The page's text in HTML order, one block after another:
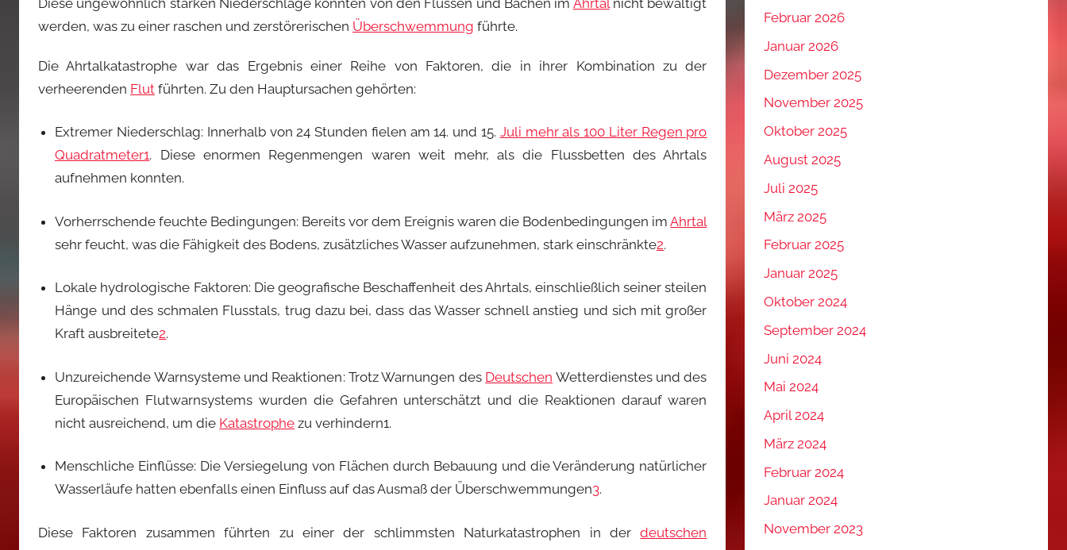
werden, was zu einer raschen und zerstörerischen Überschwemmung führte.
Die Ahrtalkatastrophe war das Ergebnis einer Reihe von Faktoren, die in ihrer Kombination zu der
verheerenden Flut führten. Zu den Hauptursachen gehörten:
Extremer Niederschlag: Innerhalb von 24 Stunden fielen am 14. und 15. Juli mehr als 100 Liter Regen pro
Quadratmeter1. Diese enormen Regenmengen waren weit mehr, als die Flussbetten des Ahrtals
aufnehmen konnten.
Vorherrschende feuchte Bedingungen: Bereits vor dem Ereignis waren die Bodenbedingungen imAhrtal
sehr feucht, was die Fähigkeit des Bodens, zusätzliches Wasser aufzunehmen, stark einschränkte2.
Lokale hydrologische Faktoren: Die geografische Beschaffenheit des Ahrtals, einschließlich seiner steilen
Hänge und des schmalen Flusstals, trug dazu bei, dass das Wasser schnell anstieg und sich mit großer
Kraft ausbreitete2.
Unzureichende Warnsysteme und Reaktionen: Trotz Warnungen des Deutschen Wetterdienstes und des
Europäischen Flutwarnsystems wurden die Gefahren unterschätzt und die Reaktionen darauf waren
nicht ausreichend, um die Katastrophe zu verhindern1.
Menschliche Einflüsse: Die Versiegelung von Flächen durch Bebauung und die Veränderung natürlicher
Wasserläufe hatten ebenfalls einen Einfluss auf das Ausmaß der Überschwemmungen3.
Diese Faktoren zusammen führten zu einer der schlimmsten Naturkatastrophen in derdeutschen
Februar 2026
Januar 2026
Dezember 2025
November 2025
Oktober 2025
August 2025
Juli 2025
März 2025
Februar 2025
Januar 2025
Oktober 2024
September 2024
Juni 2024
Mai 2024
April 2024
März 2024
Februar 2024
Januar 2024
November 2023